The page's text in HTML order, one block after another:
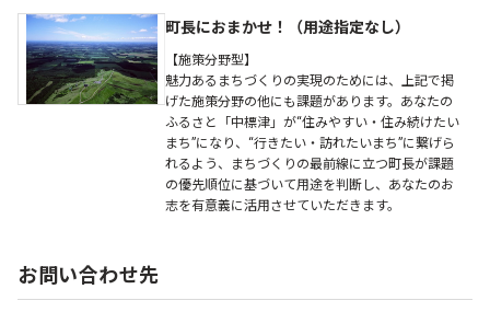
町長におまかせ！（用途指定なし）
【施策分野型】
魅力あるまちづくりの実現のためには、上記で掲
げた施策分野の他にも課題があります。あなたの
ふるさと「中標津」が“住みやすい・住み続けたい
まち”になり、“行きたい・訪れたいまち”に繋げら
れるよう、まちづくりの最前線に立つ町長が課題
の優先順位に基づいて用途を判断し、あなたのお
志を有意義に活用させていただきます。
お問い合わせ先